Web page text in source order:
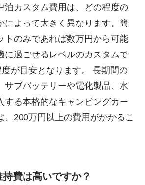
泊カスタム費用は、どの程度の
によって大きく異なります。簡
トのみであれば数万円から可能
に過ごせるレベルのカスタムで
が目安となります。 長期間の
サブバッテリーや電化製品、水
する本格的なキャンピングカー
、200万円以上の費用がかかるこ
費は高いですか？